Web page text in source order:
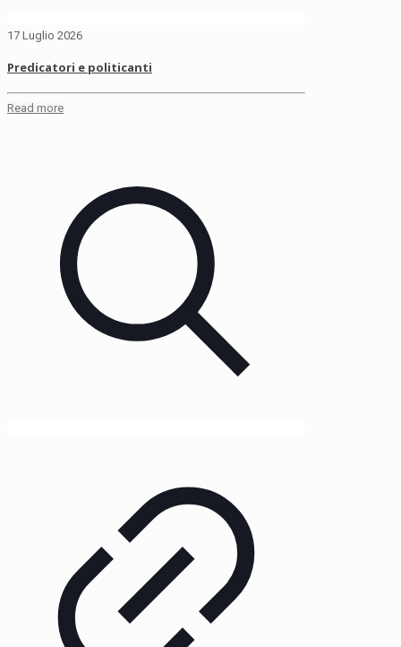
17 Luglio 2026
Predicatori e politicanti
Read more